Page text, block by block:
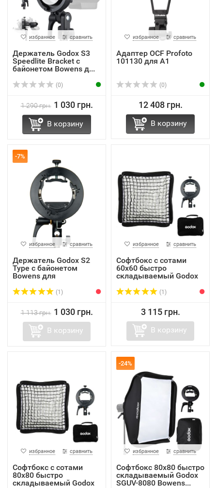
избранное сравнить
Держатель Godox S3
Speedlite Bracket с
байонетом Bowens д...
(0)
1 290 грн. 1 030 грн.
В корзину
избранное сравнить
Адаптер OCF Profoto
101130 для A1
(0)
12 408 грн.
В корзину
-7%
избранное сравнить
Держатель Godox S2
Type с байонетом
Bowens для
(1)
1 113 грн. 1 030 грн.
В корзину
избранное сравнить
Софтбокс с cотами
60х60 быстро
складываемый Godox
(1)
3 115 грн.
В корзину
избранное сравнить
Софтбокс с cотами
80х80 быстро
складываемый Godox
-24%
избранное сравнить
Софтбокс 80х80 быстро
складываемый Godox
SGUV-8080 Bowens...